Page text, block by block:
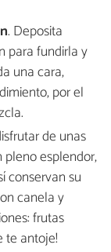
. Deposita
para fundirla y
una cara,
por el
de unas
esplendor,
conservan su
canela y
frutas
te antoje!